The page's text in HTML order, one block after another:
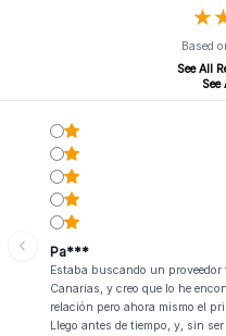
★
★
Based
See All
See
Pa***
Estaba buscando un
Canarias, y creo que lo he
relación pero ahora mismo el
Llego antes de tiempo, y, sin